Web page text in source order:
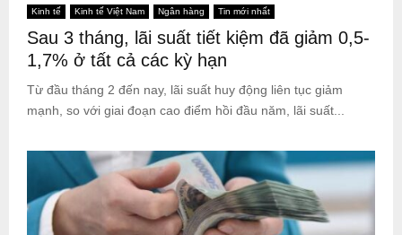
Kinh tế Kinh tế Việt Nam Ngân hàng Tin mới nhất
Sau 3 tháng, lãi suất tiết kiệm đã giảm 0,5-
1,7% ở tất cả các kỳ hạn
Từ đầu tháng 2 đến nay, lãi suất huy động liên tục giảm
mạnh, so với giai đoạn cao điểm hồi đầu năm, lãi suất...